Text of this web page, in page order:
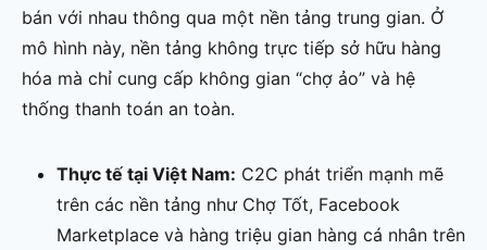
bán với nhau thông qua một nền tảng trung gian. Ở
mô hình này, nền tảng không trực tiếp sở hữu hàng
hóa mà chỉ cung cấp không gian “chợ ảo” và hệ
thống thanh toán an toàn.
Thực tế tại Việt Nam: C2C phát triển mạnh mẽ
trên các nền tảng như Chợ Tốt, Facebook
Marketplace và hàng triệu gian hàng cá nhân trên